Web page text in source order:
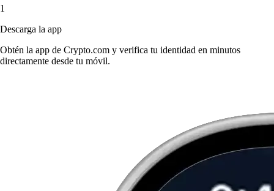
1
Descarga la app
Obtén la app de Crypto.com y verifica tu identidad en minutos
directamente desde tu móvil.